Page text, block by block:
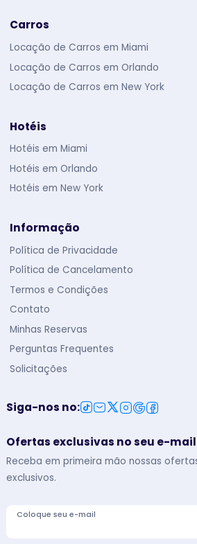
Carros
Locação de Carros em Miami
Locação de Carros em Orlando
Locação de Carros em New York
Hotéis
Hotéis em Miami
Hotéis em Orlando
Hotéis em New York
Informação
Política de Privacidade
Política de Cancelamento
Termos e Condições
Contato
Minhas Reservas
Perguntas Frequentes
Solicitações
Siga-nos no:
Ofertas exclusivas no seu e-mail
Receba em primeira mão nossas
exclusivos.
Coloque seu e-mail